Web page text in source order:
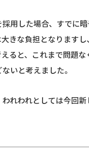
用した場合、すでに
きな負担となります
ると、これまで問題
いと考えました。
れわれとしては今回